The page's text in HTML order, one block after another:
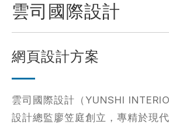
雲司國際設計
網頁設計方案
雲司國際設計（YUNSHI
設計總監廖笠庭創立，專精於現
述您的需求